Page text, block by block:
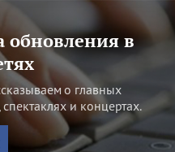
в
о главных
и концертах.